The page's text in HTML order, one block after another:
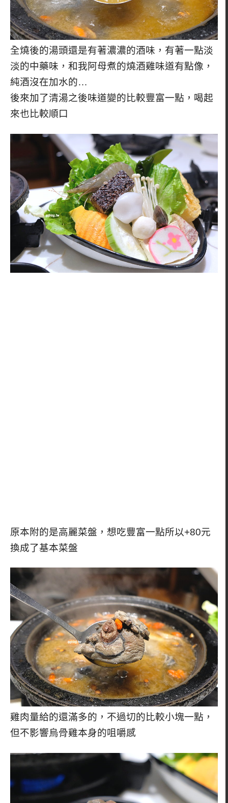
全燒後的湯頭還是有著濃濃的酒味，有著一點淡
淡的中藥味，和我阿母煮的燒酒雞味道有點像，
純酒沒在加水的…
後來加了清湯之後味道變的比較豐富一點，喝起
來也比較順口
原本附的是高麗菜盤，想吃豐富一點所以+80元
換成了基本菜盤
雞肉量給的還滿多的，不過切的比較小塊一點，
但不影響烏骨雞本身的咀嚼感